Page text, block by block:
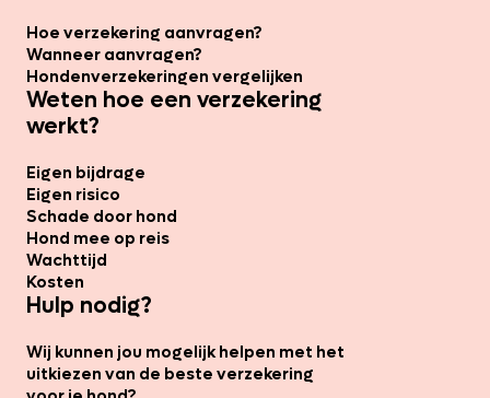
Hoe verzekering aanvragen?
Wanneer aanvragen?
Hondenverzekeringen vergelijken
Weten hoe een verzekering
werkt?
Eigen bijdrage
Eigen risico
Schade door hond
Hond mee op reis
Wachttijd
Kosten
Hulp nodig?
Wij kunnen jou mogelijk helpen met het
uitkiezen van de beste verzekering